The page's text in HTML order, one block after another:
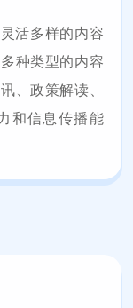
活多样的内容
种类型的内容
、政策解读、
和信息传播能